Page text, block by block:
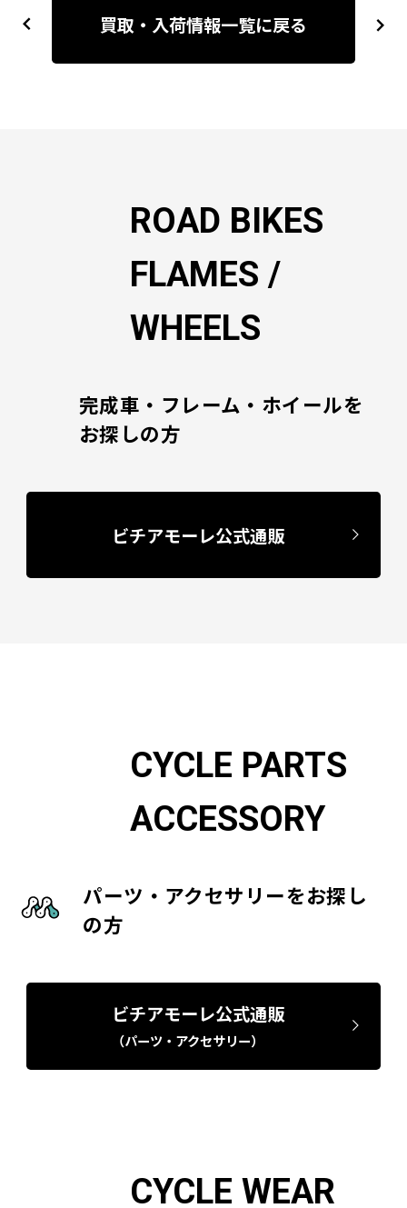
稿
previous next
買取・入荷情報一覧に戻る
ROAD BIKES
FLAMES /
WHEELS
完成車・フレーム・ホイールを
お探しの方
ビチアモーレ公式通販
CYCLE PARTS
ACCESSORY
パーツ・アクセサリーをお探し
の方
ビチアモーレ公式通販
（パーツ・アクセサリー）
CYCLE WEAR